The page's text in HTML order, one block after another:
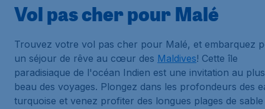
Vol pas cher pour Malé
Trouvez votre vol pas cher pour Malé, et embarquez
un séjour de rêve au cœur des Maldives! Cette île
paradisiaque de l'océan Indien est une invitation au plus
beau des voyages. Plongez dans les profondeurs des
turquoise et venez profiter des longues plages de sable